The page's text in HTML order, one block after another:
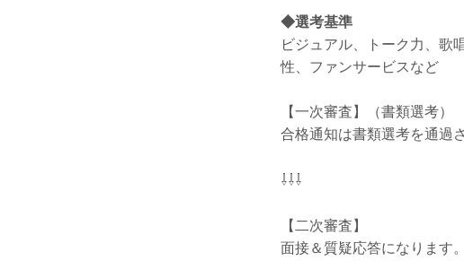
◆選考基準
ビジュアル、トーク力、歌
性、ファンサービスなど
【一次審査】（書類選考）
合格通知は書類選考を通過
⇩⇩⇩
【二次審査】
面接＆質疑応答になります